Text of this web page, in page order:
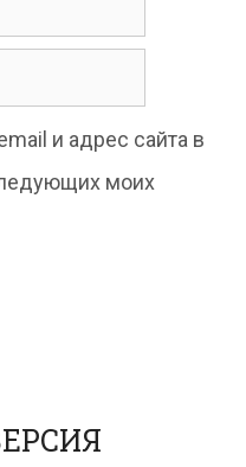
и адрес сайта в
моих